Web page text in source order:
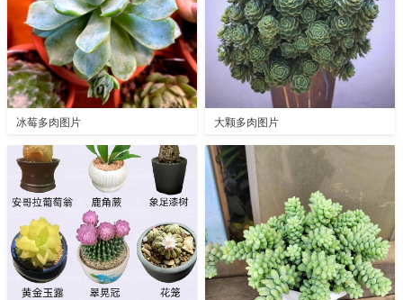
冰莓多肉图片 大颗多肉图片